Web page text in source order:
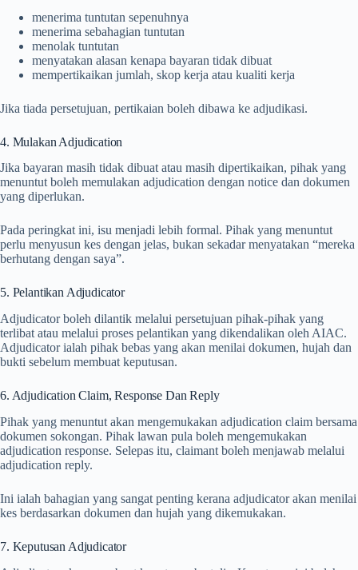
menerima tuntutan sepenuhnya
menerima sebahagian tuntutan
menolak tuntutan
menyatakan alasan kenapa bayaran tidak dibuat
mempertikaikan jumlah, skop kerja atau kualiti kerja
Jika tiada persetujuan, pertikaian boleh dibawa ke adjudikasi.
4. Mulakan Adjudication
Jika bayaran masih tidak dibuat atau masih dipertikaikan, pihak yang
menuntut boleh memulakan adjudication dengan notice dan dokumen
yang diperlukan.
Pada peringkat ini, isu menjadi lebih formal. Pihak yang menuntut
perlu menyusun kes dengan jelas, bukan sekadar menyatakan “mereka
berhutang dengan saya”.
5. Pelantikan Adjudicator
Adjudicator boleh dilantik melalui persetujuan pihak-pihak yang
terlibat atau melalui proses pelantikan yang dikendalikan oleh AIAC.
Adjudicator ialah pihak bebas yang akan menilai dokumen, hujah dan
bukti sebelum membuat keputusan.
6. Adjudication Claim, Response Dan Reply
Pihak yang menuntut akan mengemukakan adjudication claim bersama
dokumen sokongan. Pihak lawan pula boleh mengemukakan
adjudication response. Selepas itu, claimant boleh menjawab melalui
adjudication reply.
Ini ialah bahagian yang sangat penting kerana adjudicator akan menilai
kes berdasarkan dokumen dan hujah yang dikemukakan.
7. Keputusan Adjudicator